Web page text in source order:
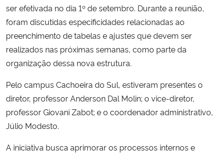
ser efetivada no dia 1º de setembro. Durante a reunião,
foram discutidas especificidades relacionadas ao
preenchimento de tabelas e ajustes que devem ser
realizados nas próximas semanas, como parte da
organização dessa nova estrutura.
Pelo campus Cachoeira do Sul, estiveram presentes o
diretor, professor Anderson Dal Molin; o vice-diretor,
professor Giovani Zabot; e o coordenador administrativo,
Júlio Modesto.
A iniciativa busca aprimorar os processos internos e